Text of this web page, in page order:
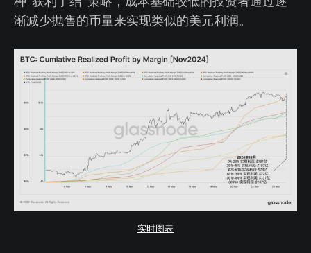
渐减少抛售的币量来实现类似的美元利润。
实时图表